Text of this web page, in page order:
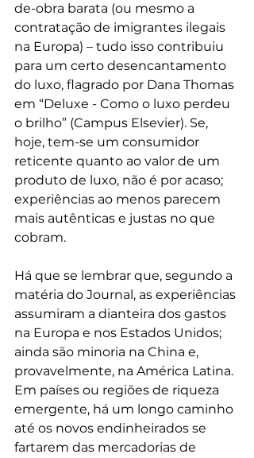
de-obra barata (ou mesmo a
contratação de imigrantes ilegais
na Europa) – tudo isso contribuiu
para um certo desencantamento
do luxo, flagrado por Dana Thomas
em “Deluxe - Como o luxo perdeu
o brilho” (Campus Elsevier). Se,
hoje, tem-se um consumidor
reticente quanto ao valor de um
produto de luxo, não é por acaso;
experiências ao menos parecem
mais autênticas e justas no que
cobram.
Há que se lembrar que, segundo a
matéria do Journal, as experiências
assumiram a dianteira dos gastos
na Europa e nos Estados Unidos;
ainda são minoria na China e,
provavelmente, na América Latina.
Em países ou regiões de riqueza
emergente, há um longo caminho
até os novos endinheirados se
fartarem das mercadorias de